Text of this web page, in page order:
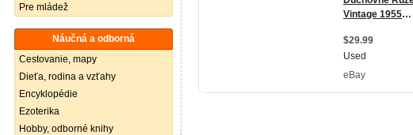
Pre mládež
Náučná a odborná
Cestovanie, mapy
Dieťa, rodina a vzťahy
Encyklopédie
Ezoterika
Hobby, odborné knihy